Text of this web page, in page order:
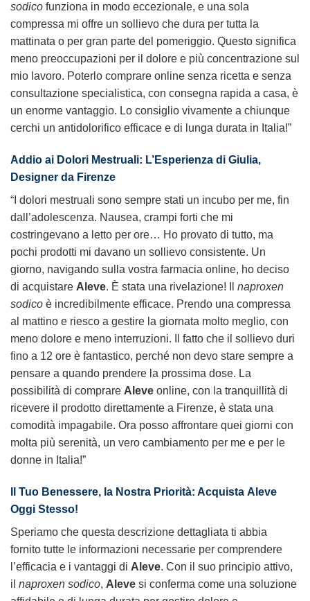
sodico funziona in modo eccezionale, e una sola
compressa mi offre un sollievo che dura per tutta la
mattinata o per gran parte del pomeriggio. Questo significa
meno preoccupazioni per il dolore e più concentrazione sul
mio lavoro. Poterlo comprare online senza ricetta e senza
consultazione specialistica, con consegna rapida a casa, è
un enorme vantaggio. Lo consiglio vivamente a chiunque
cerchi un antidolorifico efficace e di lunga durata in Italia!”
Addio ai Dolori Mestruali: L’Esperienza di Giulia,
Designer da Firenze
“I dolori mestruali sono sempre stati un incubo per me, fin
dall’adolescenza. Nausea, crampi forti che mi
costringevano a letto per ore… Ho provato di tutto, ma
pochi prodotti mi davano un sollievo consistente. Un
giorno, navigando sulla vostra farmacia online, ho deciso
di acquistare Aleve. È stata una rivelazione! Il naproxen
sodico è incredibilmente efficace. Prendo una compressa
al mattino e riesco a gestire la giornata molto meglio, con
meno dolore e meno interruzioni. Il fatto che il sollievo duri
fino a 12 ore è fantastico, perché non devo stare sempre a
pensare a quando prendere la prossima dose. La
possibilità di comprare Aleve online, con la tranquillità di
ricevere il prodotto direttamente a Firenze, è stata una
comodità impagabile. Ora posso affrontare quei giorni con
molta più serenità, un vero cambiamento per me e per le
donne in Italia!”
Il Tuo Benessere, la Nostra Priorità: Acquista Aleve
Oggi Stesso!
Speriamo che questa descrizione dettagliata ti abbia
fornito tutte le informazioni necessarie per comprendere
l’efficacia e i vantaggi di Aleve. Con il suo principio attivo,
il naproxen sodico, Aleve si conferma come una soluzione